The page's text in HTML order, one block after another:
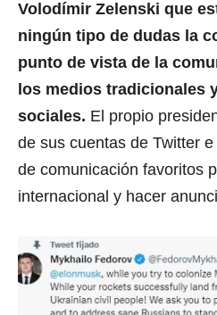
Volodímir Zelenski que
ningún tipo de dudas la
punto de vista de la
los medios tradicionales
sociales. El propio
de sus cuentas de Twitter
de comunicación favoritos
internacional y hacer